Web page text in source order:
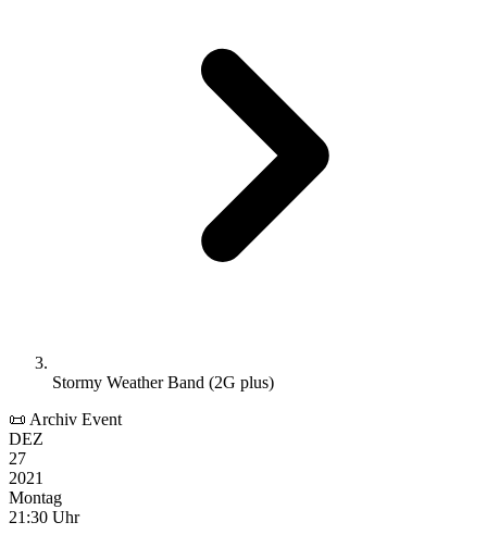
Stormy Weather Band (2G plus)
📜 Archiv Event
DEZ
27
2021
Montag
21:30 Uhr